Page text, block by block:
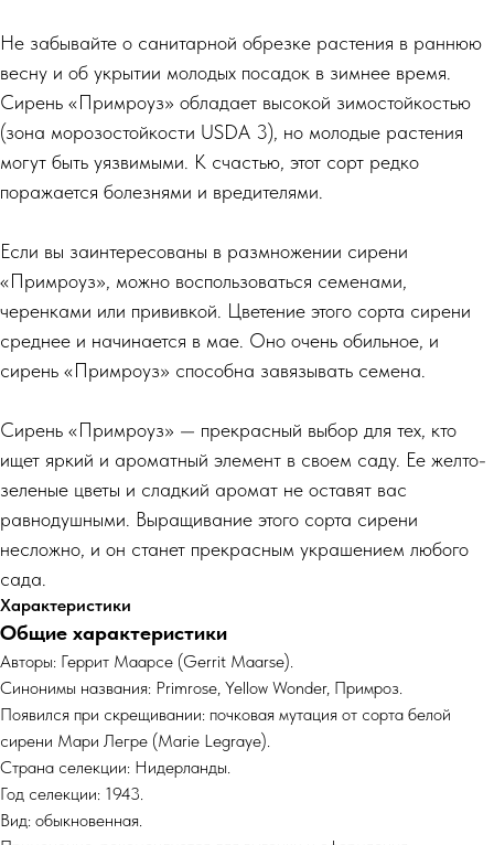
Не забывайте о санитарной обрезке растения в раннюю
весну и об укрытии молодых посадок в зимнее время.
Сирень «Примроуз» обладает высокой зимостойкостью
(зона морозостойкости USDA 3), но молодые растения
могут быть уязвимыми. К счастью, этот сорт редко
поражается болезнями и вредителями.
Если вы заинтересованы в размножении сирени
«Примроуз», можно воспользоваться семенами,
черенками или прививкой. Цветение этого сорта сирени
среднее и начинается в мае. Оно очень обильное, и
сирень «Примроуз» способна завязывать семена.
Сирень «Примроуз» — прекрасный выбор для тех, кто
ищет яркий и ароматный элемент в своем саду. Ее желто-
зеленые цветы и сладкий аромат не оставят вас
равнодушными. Выращивание этого сорта сирени
несложно, и он станет прекрасным украшением любого
сада.
Характеристики
Общие характеристики
Авторы: Геррит Маарсе (Gerrit Maarse).
Синонимы названия: Primrose, Yellow Wonder, Примроз.
Появился при скрещивании: почковая мутация от сорта белой
сирени Мари Легре (Маrie Legraye).
Страна селекции: Нидерланды.
Год селекции: 1943.
Вид: обыкновенная.